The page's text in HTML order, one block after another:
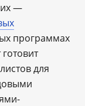
—
программах
для